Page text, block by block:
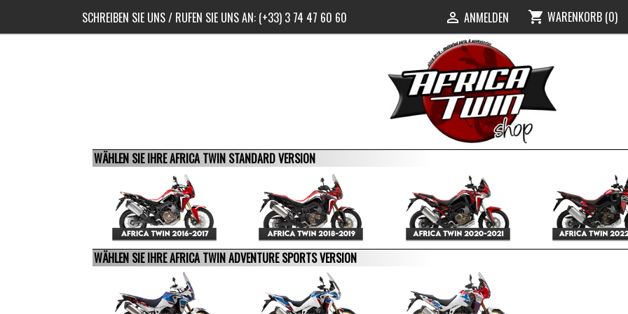
SCHREIBEN SIE UNS/ RUFEN SIE UNS AN: (+33) 3 74 47 60 60  ANMELDEN shopping_cart WARENKORB (0)
WÄHLEN SIE IHRE AFRICA TWIN STANDARD VERSION
WÄHLEN SIE IHRE AFRICA TWIN ADVENTURE SPORTS VERSION